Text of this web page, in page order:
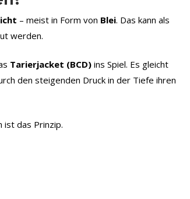
– meist in Form von Blei. Das kann als
werden.
Tarierjacket (BCD) ins Spiel. Es gleicht
den steigenden Druck in der Tiefe ihren
ist das Prinzip.